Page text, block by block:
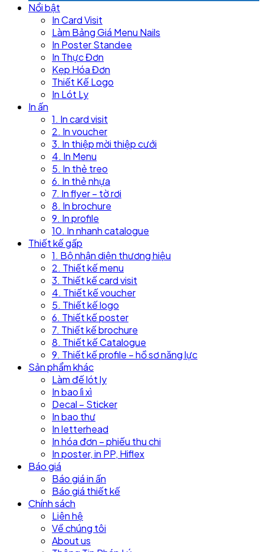
Nổi bật
In Card Visit
Làm Bảng Giá Menu Nails
In Poster Standee
In Thực Đơn
Kẹp Hóa Đơn
Thiết Kế Logo
In Lót Ly
In ấn
1. In card visit
2. In voucher
3. In thiệp mời thiệp cưới
4. In Menu
5. In thẻ treo
6. In thẻ nhựa
7. In flyer – tờ rơi
8. In brochure
9. In profile
10. In nhanh catalogue
Thiết kế gấp
1. Bộ nhận diện thương hiệu
2. Thiết kế menu
3. Thiết kế card visit
4. Thiết kế voucher
5. Thiết kế logo
6. Thiết kế poster
7. Thiết kế brochure
8. Thiết kế Catalogue
9. Thiết kế profile – hồ sơ năng lực
Sản phẩm khác
Làm đế lót ly
In bao lì xì
Decal – Sticker
In bao thư
In letterhead
In hóa đơn – phiếu thu chi
In poster, in PP, Hiflex
Báo giá
Báo giá in ấn
Báo giá thiết kế
Chính sách
Liên hệ
Về chúng tôi
About us